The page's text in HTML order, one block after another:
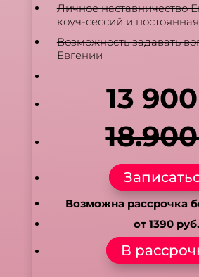
Личное наставничество
коуч-сессий и
Возможность задавать
Евгении
13
Возможна рассрочка
от 1390 руб.
В